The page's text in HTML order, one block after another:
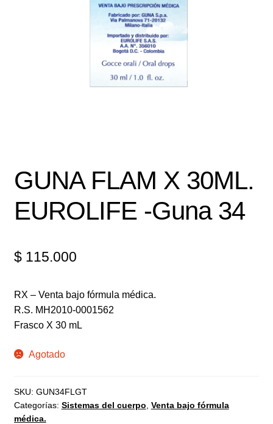
GUNA FLAM X 30ML.
EUROLIFE -Guna 34
$115.000
RX – Venta bajo fórmula médica.
R.S. MH2010-0001562
Frasco X 30 mL
Agotado
SKU: GUN34FLGT
Categorías: Sistemas del cuerpo Venta bajo fórmula
médica.